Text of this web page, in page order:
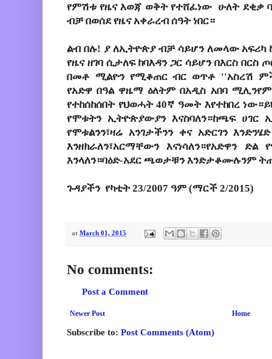
የምሽቱ የዜና እወጃ ወቅት የተሸፈነው ሁለት ደቂቃ
ብቻ በወሰደ የዜና አቀራረብ ሰዓት ነበር።
ልብ በሉ! ያ ለኢትዮጵያ ብቻ ሳይሆን ለመላው አፍሪካ
የዜና ዘገባ ሲታለፍ ከባእዳን ጋር ሳይሆን በእርስ
በመቶ ሚልዮን የሚቆጠር ብር ወጥቶ ''አስረሽ
የአድዋ በዓል ዋዜማ ዕለትም በአዲስ አበባ
የተከሰከሰበት የህወሓት 40ኛ ዓመት እየተከበረ
የሞቱትን ኢትዮጵያውያን እናስባለን።ከጫፍ ሀገር
የሞቱልንን፣ዛሬ አንገታችንን ቀና አድርገን
እንዘክራለን፣አርማቸውን እናነሳለን።የአድዋን
እንላለን።ባዕድ-አደር ጫወታቹን እንድታቆሙሉንም
ጉዳያችን የካቲት 23/2007 ዓም (ማርች 2/2015)
at March 01, 2015
No comments:
Post a Comment
Newer Post Home
Subscribe to: Post Comments (Atom)